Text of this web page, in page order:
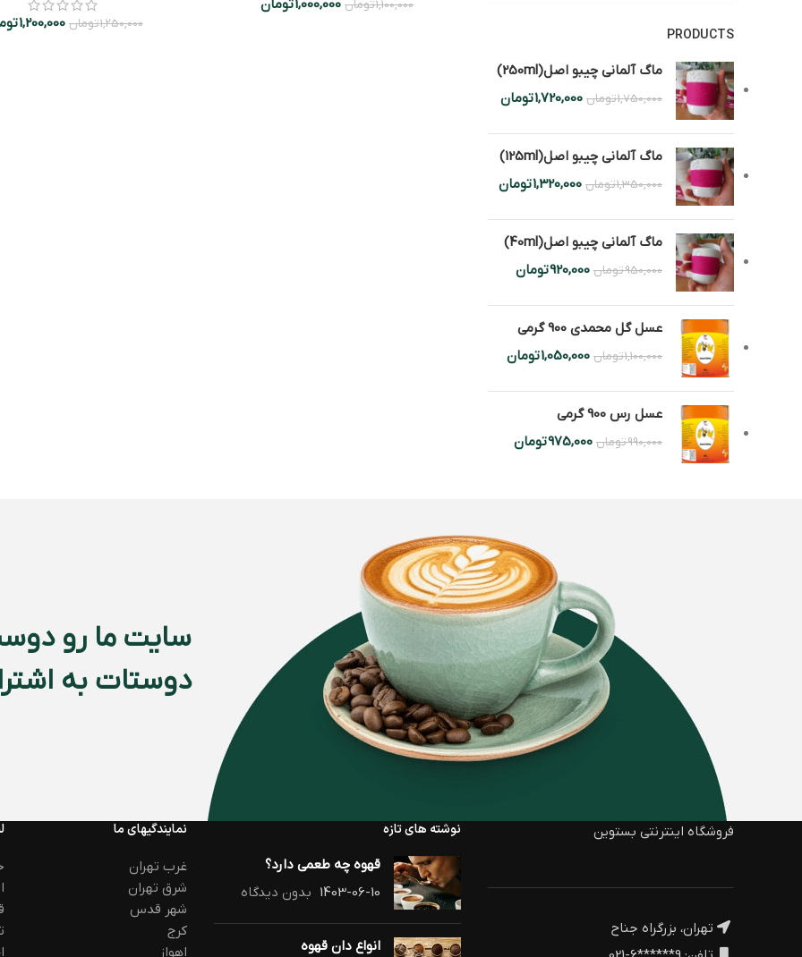
PRODUCTS
ماگ آلمانی چیبو اصل(250ml)
1,750,000تومان 1,720,000تومان
ماگ آلمانی چیبو اصل(125ml)
1,350,000تومان 1,320,000تومان
ماگ آلمانی چیبو اصل(40ml)
950,000تومان 920,000تومان
عسل گل محمدی 900 گرمی
1,100,000تومان 1,050,000تومان
عسل رس 900 گرمی
990,000تومان 975,000تومان
1,100,000تومان 1,000,000تومان
1,250,000تومان 1,200,000
سایت ما رو
دوستات به
فروشگاه اینترنتی بستوین
تهران، بزرگراه جناح
نوشته های تازه
قهوه چه طعمی دارد؟
1403-06-10 بدون دیدگاه
انواع دان قهوه
نمایندگیهای ما
غرب تهران
شرق تهران
شهر قدس
کرج
اهواز